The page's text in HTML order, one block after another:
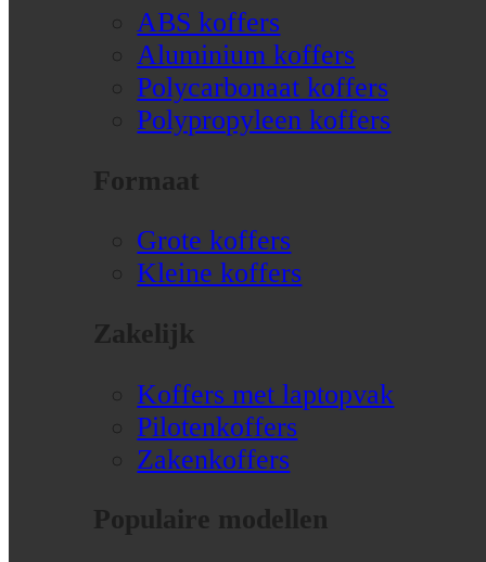
ABS koffers
Aluminium koffers
Polycarbonaat koffers
Polypropyleen koffers
Formaat
Grote koffers
Kleine koffers
Zakelijk
Koffers met laptopvak
Pilotenkoffers
Zakenkoffers
Populaire modellen